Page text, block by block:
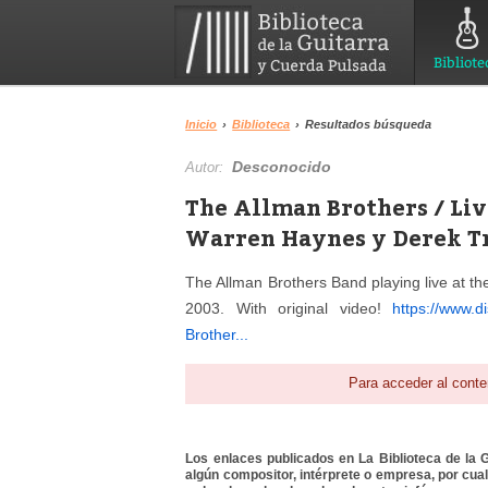
Inicio › Biblioteca › Resultados búsqueda
Autor:Desconocido
The Allman Brothers /
Warren Haynes y Derek
The Allman Brothers Band playing live at
2003. With original video! https://
Brother...
Para acceder al
Los enlaces publicados en La Biblioteca de la
algún compositor, intérprete o empresa, por